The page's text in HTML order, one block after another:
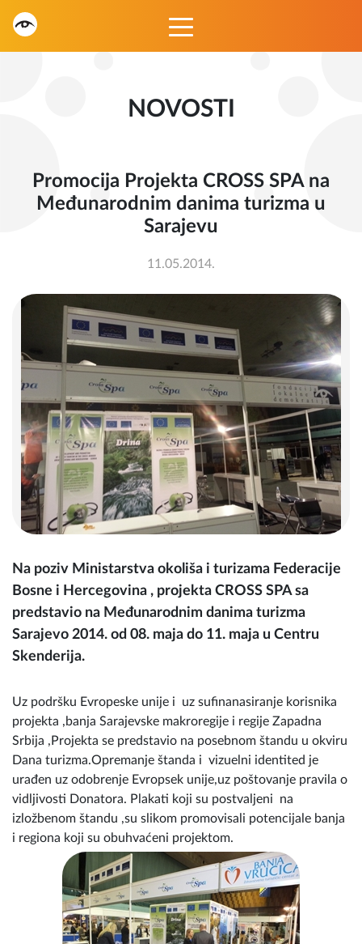
NOVOSTI
Promocija Projekta CROSS SPA na
Međunarodnim danima turizma u
Sarajevu
11.05.2014.
Na poziv Ministarstva okoliša i turizama Federacije
Bosne i Hercegovina , projekta CROSS SPA sa
predstavio na Međunarodnim danima turizma
Sarajevo 2014. od 08. maja do 11. maja u Centru
Skenderija.
Uz podršku Evropeske unije i uz sufinanasiranje korisnika
projekta ,banja Sarajevske makroregije i regije Zapadna
Srbija ,Projekta se predstavio na posebnom štandu u okviru
Dana turizma.Opremanje štanda i vizuelni identited je
urađen uz odobrenje Evropsek unije,uz poštovanje pravila o
vidljivosti Donatora. Plakati koji su postvaljeni na
izložbenom štandu ,su slikom promovisali potencijale banja
i regiona koji su obuhvaćeni projektom.